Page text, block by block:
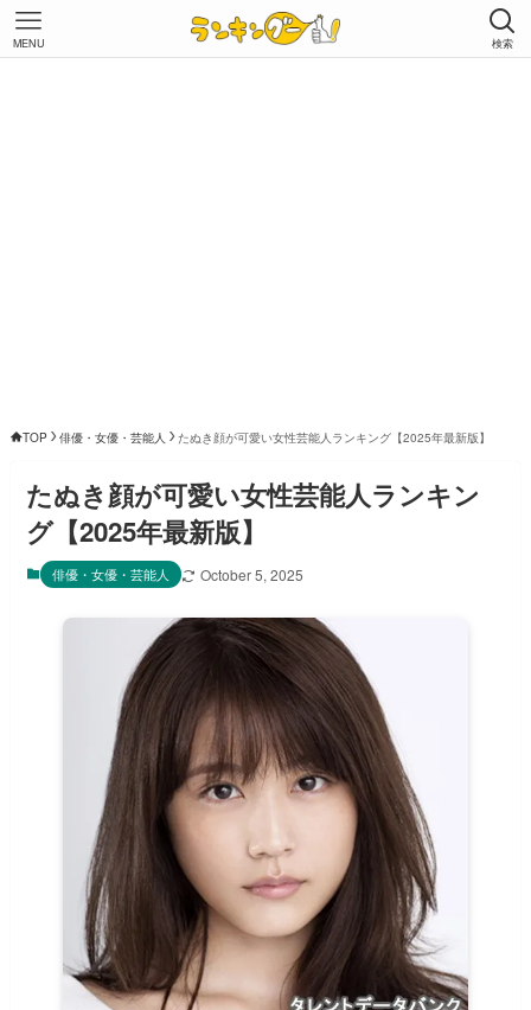
検索
MENU
TOP 俳優・女優・芸能人 たぬき顔が可愛い女性芸能人ランキング【2025年最新版】
たぬき顔が可愛い女性芸能人ランキン
グ【2025年最新版】
俳優・女優・芸能人 October 5, 2025